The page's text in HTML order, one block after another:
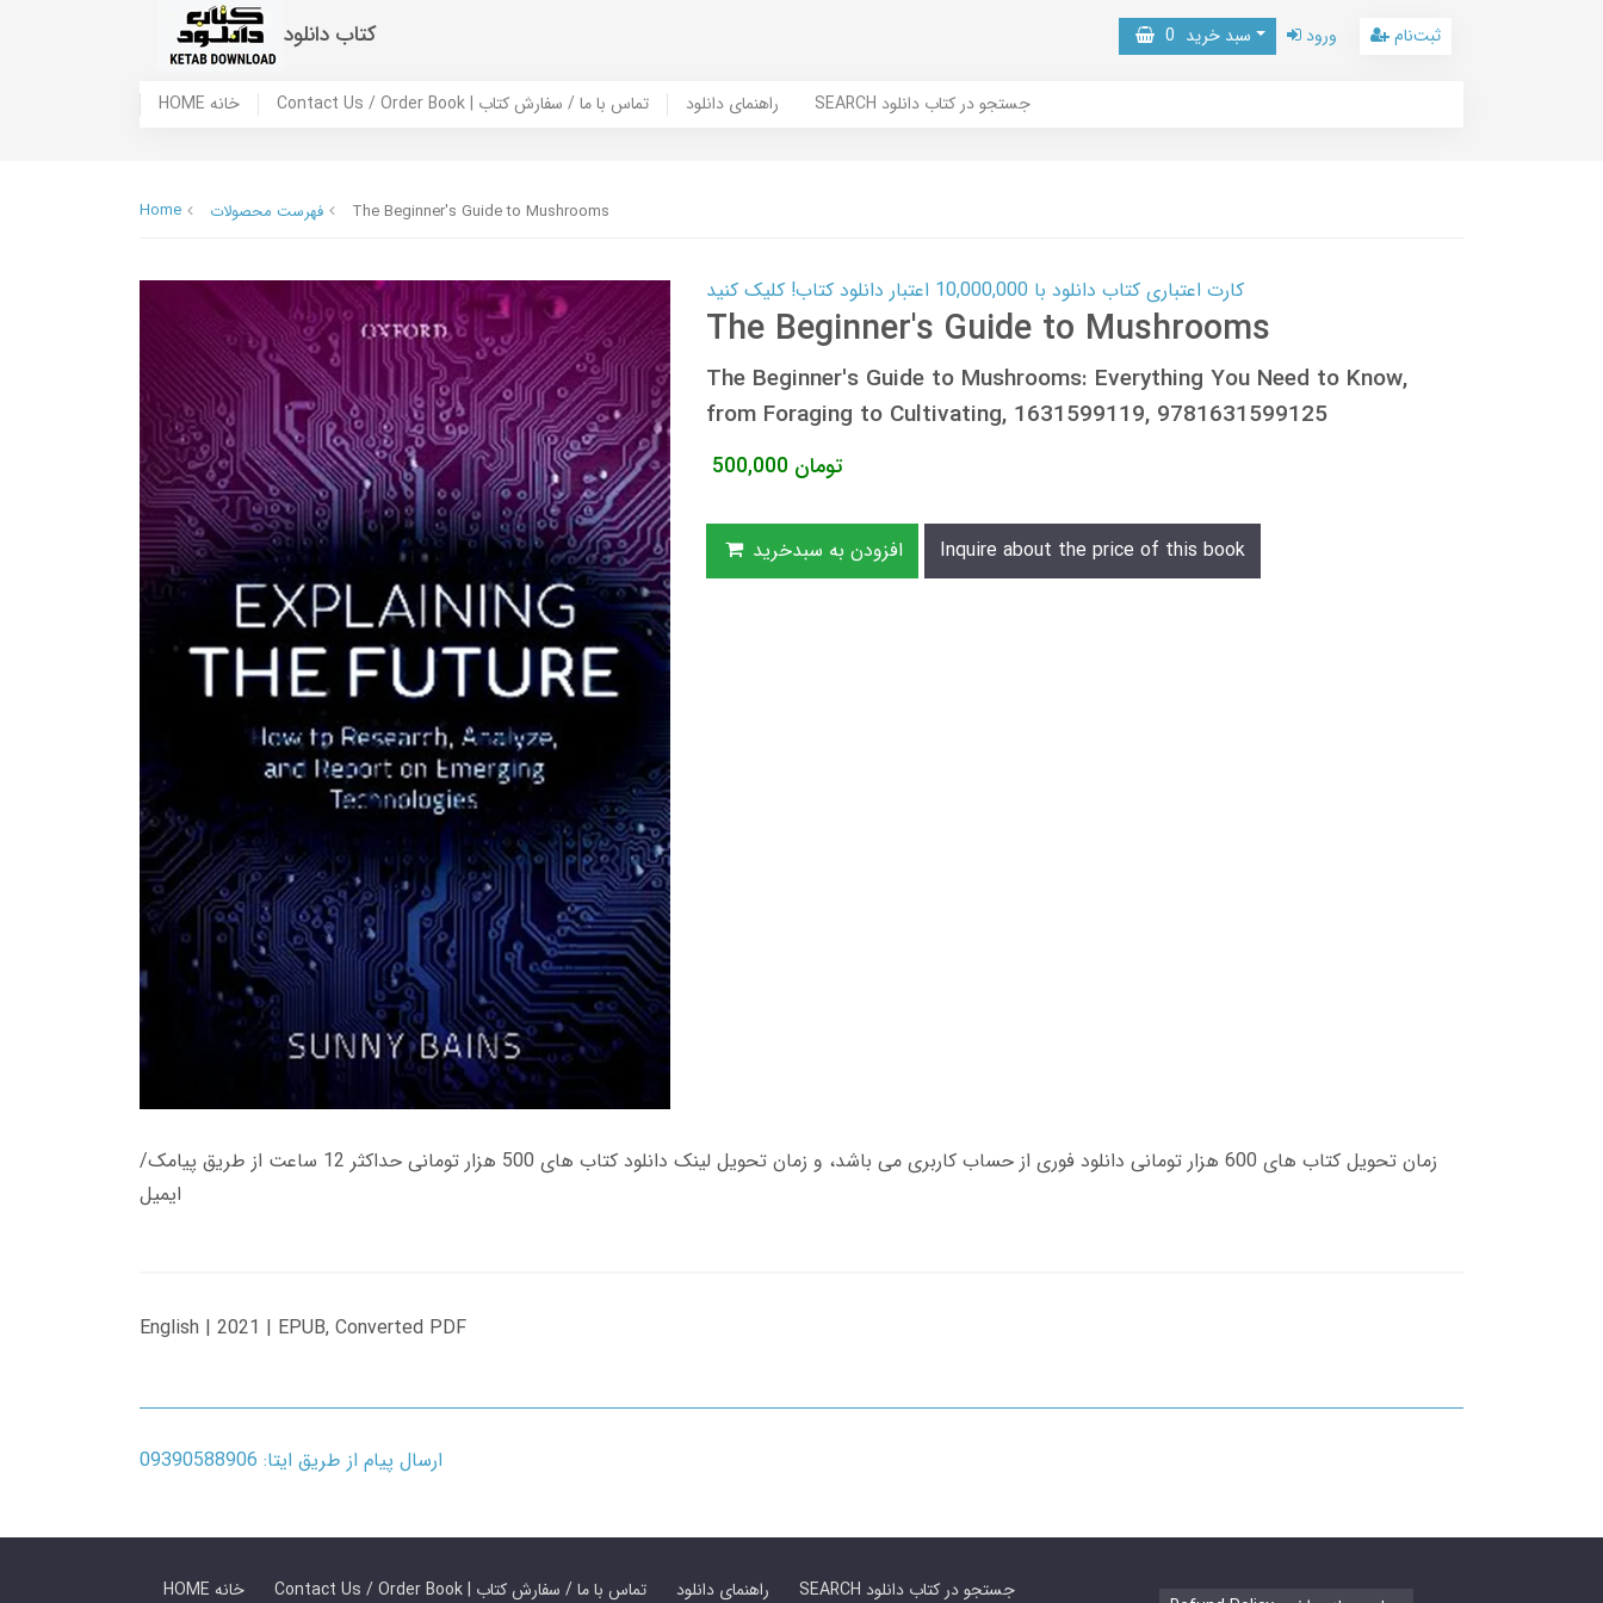
کتاب دانلود سبد خرید 0 ورود ثبت‌نام
HOME خانه Contact Us / Order Book | تماس با ما / سفارش کتاب راهنمای دانلود SEARCH جستجو در کتاب دانلود
Home فهرست محصولات The Beginner's Guide to Mushrooms
کارت اعتباری کتاب دانلود با 10,000,000 اعتبار دانلود کتاب! کلیک کنید
The Beginner's Guide to Mushrooms
The Beginner's Guide to Mushrooms: Everything You Need to Know,
from Foraging to Cultivating, 1631599119, 9781631599125
500,000 تومان
افزودن به سبدخرید Inquire about the price of this book
زمان تحویل کتاب های 600 هزار تومانی دانلود فوری از حساب کاربری می باشد، و زمان تحویل لینک دانلود کتاب های 500 هزار تومانی حداکثر 12 ساعت از طریق پیامک/
ایمیل
English | 2021 | EPUB, Converted PDF
ارسال پیام از طریق ایتا: 09390588906
HOME خانه Contact Us / Order Book | تماس با ما / سفارش کتاب راهنمای دانلود SEARCH جستجو در کتاب دانلود